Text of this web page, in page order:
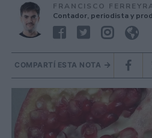
FRANCISCO
Contador, periodista y
COMPARTÍ ESTA NOTA